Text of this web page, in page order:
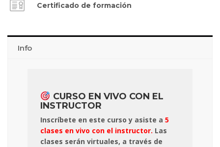
Certificado de formación
Info
CURSO EN VIVO CON EL
INSTRUCTOR
Inscríbete en este curso y asiste a 5
clases en vivo con el instructor. Las
clases serán virtuales, a través de